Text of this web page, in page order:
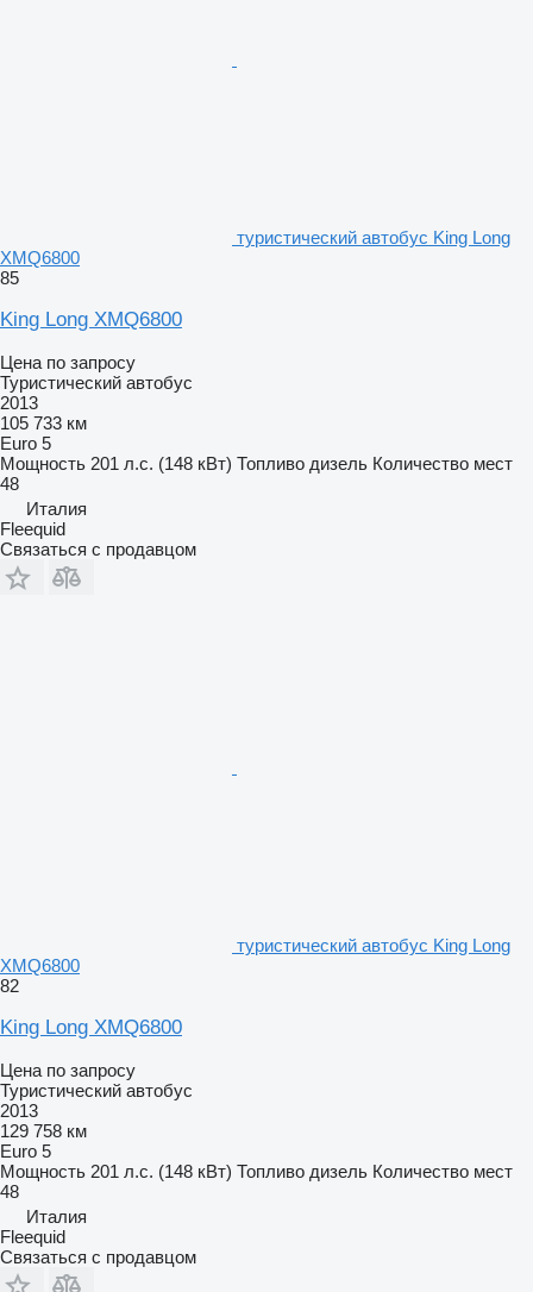
туристический автобус King Long
XMQ6800
85
King Long XMQ6800
Цена по запросу
Туристический автобус
2013
105 733 км
Euro 5
Мощность 201 л.с. (148 кВт) Топливо дизель Количество мест
48
Италия
Fleequid
Связаться с продавцом
туристический автобус King Long
XMQ6800
82
King Long XMQ6800
Цена по запросу
Туристический автобус
2013
129 758 км
Euro 5
Мощность 201 л.с. (148 кВт) Топливо дизель Количество мест
48
Италия
Fleequid
Связаться с продавцом